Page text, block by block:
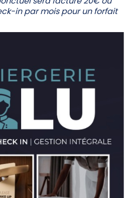
in par mois pour un forfait